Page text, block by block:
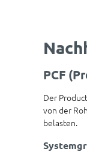
PCF
Der
von der
belasten.